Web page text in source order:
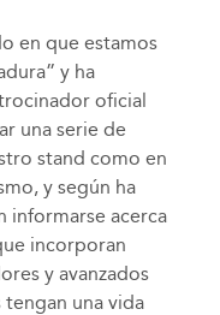
en que estamos
y ha
oficial
una serie de
stand como en
y según ha
informarse acerca
incorporan
y avanzados
una vida